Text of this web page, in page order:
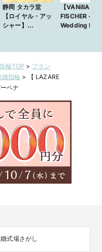
静岡 タカラ堂
【ロイヤル・アッ
シャー】
い印象のハーフエ
タニティリング～
【VANillA】
FISCHER -
Wedding
030【
輪TOP > ブラン
婚指輪 >
【 LAZARE
ベナ
式場さがし